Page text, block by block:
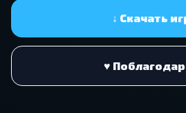
↓ Скачать
♥